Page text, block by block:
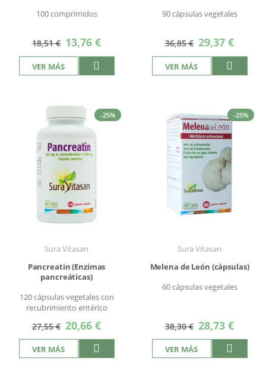
100 comprimidos
18,51 € Precio
especial
13,76 €
VER MÁS
90 cápsulas vegetales
36,85 € Precio
especial
29,37 €
VER MÁS
-25%
Sura Vitasan
Pancreatin (Enzimas
pancreáticas)
120 cápsulas vegetales con
recubrimiento entérico
27,55 € Precio
especial
20,66 €
VER MÁS
-25%
Sura Vitasan
Melena de León (cápsulas)
60 cápsulas vegetales
38,30 € Precio
especial
28,73 €
VER MÁS